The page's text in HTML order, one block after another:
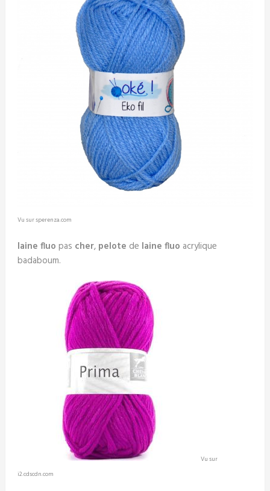
Vu sur sperenza.com
laine fluo pas cher, pelote de laine fluo acrylique
badaboum.
Vu sur
i2.cdscdn.com